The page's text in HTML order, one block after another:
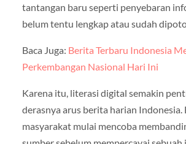
tantangan baru seperti penyebaran
belum tentu lengkap atau sudah
Baca Juga: Berita Terbaru Indonesia
Perkembangan Nasional Hari Ini
Karena itu, literasi digital semakin
derasnya arus berita harian Indonesia.
masyarakat mulai mencoba